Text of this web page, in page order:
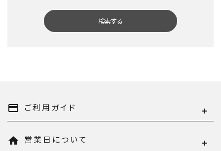
検索する
キーワード
payment ご利用ガイド
home 営業日について